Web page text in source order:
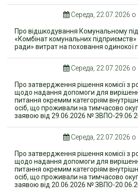
Середа, 22.07.2026 о
Про відшкодування Комунальному
«Комбінат комунальних підприємств»
ради» витрат на поховання одинокої
Середа, 22.07.2026 о
Про затвердження рішення комісії з
щодо надання допомоги для
питання окремим категоріям
осіб, що проживали на тимчасово
заявою від 29.06.2026 № ЗBПO-
Середа, 22.07.2026 о
Про затвердження рішення комісії з
щодо надання допомоги для
питання окремим категоріям
осіб, що проживали на тимчасово
заявою від 20.06.2026 № ЗBПO-